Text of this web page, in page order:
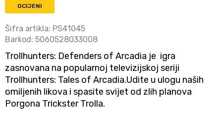
OCIJENI
Šifra artikla: PS41045
Barkod: 5060528033008
Trollhunters: Defenders of Arcadia je igra
zasnovana na popularnoj televizijskoj seriji
Trollhunters: Tales of Arcadia.Udite u ulogu naših
omiljenih likova i spasite svijet od zlih planova
Porgona Trickster Trolla.